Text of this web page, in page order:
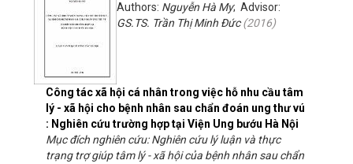
Công tác xã hội cá nhân trong việc hỗ nhu cầu tâm
lý - xã hội cho bệnh nhân sau chẩn đoán ung thư vú
: Nghiên cứu trường hợp tại Viện Ung bướu Hà Nội
Authors: Nguyễn Hà My; Advisor:
GS.TS. Trần Thị Minh Đức(2016)
Mục đích nghiên cứu: Nghiên cứu lý luận và thực
trạng trợ giúp tâm lý - xã hội của bệnh nhân sau chẩn